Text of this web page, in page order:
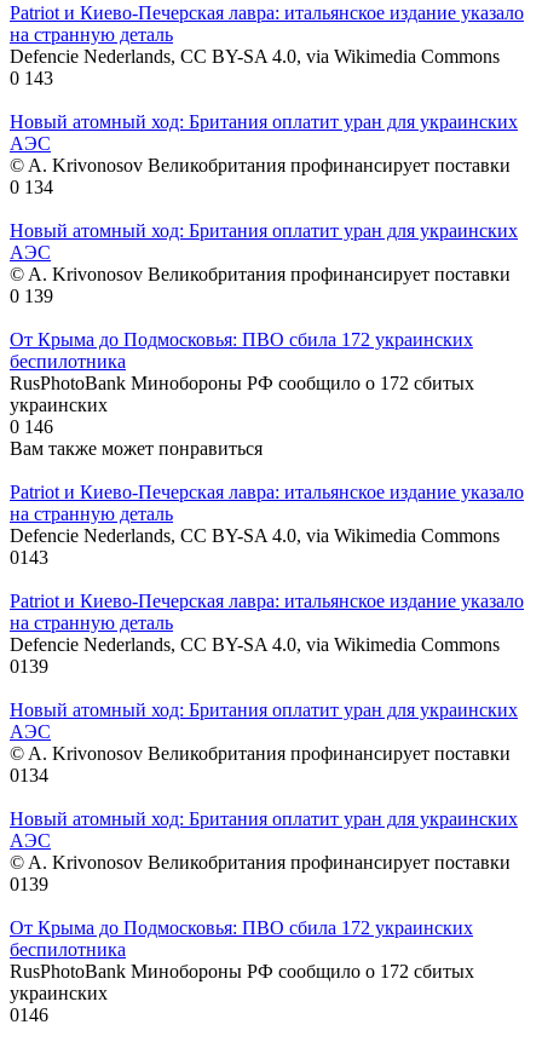
Patriot и Киево-Печерская лавра: итальянское издание указало
на странную деталь
Defencie Nederlands, CC BY-SA 4.0, via Wikimedia Commons
0 143
Новый атомный ход: Британия оплатит уран для украинских
АЭС
© A. Krivonosov Великобритания профинансирует поставки
0 134
Новый атомный ход: Британия оплатит уран для украинских
АЭС
© A. Krivonosov Великобритания профинансирует поставки
0 139
От Крыма до Подмосковья: ПВО сбила 172 украинских
беспилотника
RusPhotoBank Минобороны РФ сообщило о 172 сбитых
украинских
0 146
Вам также может понравиться
Patriot и Киево-Печерская лавра: итальянское издание указало
на странную деталь
Defencie Nederlands, CC BY-SA 4.0, via Wikimedia Commons
0143
Patriot и Киево-Печерская лавра: итальянское издание указало
на странную деталь
Defencie Nederlands, CC BY-SA 4.0, via Wikimedia Commons
0139
Новый атомный ход: Британия оплатит уран для украинских
АЭС
© A. Krivonosov Великобритания профинансирует поставки
0134
Новый атомный ход: Британия оплатит уран для украинских
АЭС
© A. Krivonosov Великобритания профинансирует поставки
0139
От Крыма до Подмосковья: ПВО сбила 172 украинских
беспилотника
RusPhotoBank Минобороны РФ сообщило о 172 сбитых
украинских
0146